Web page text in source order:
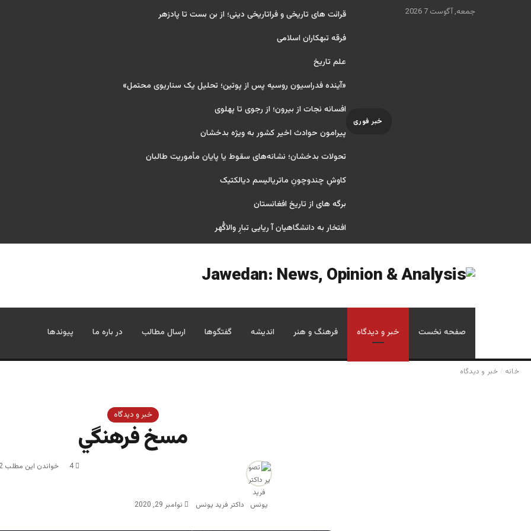
جمعه, آگوست 7 2026
خبر فوری
قرائت های تاریخی و فراتاریخی دینی؛ از بن بست تا پادزهر
فرقه تبهکاران اسلامی
علم تاریخ
«آینده فدراسیون روسیه پس از پوتین؛ تحلیل یک سناریوی محتمل»
افسانه نجات از بیرون؛ از رجوی تا پهلوی
پیرامون حوادث اخیر کشور به ویژه بدخشان
تحولات بدخشان؛ نشانه‌های سقوط یا پایان مأموریت طالبان
کاوشِ چندو‌چونِ ماتریالیسم دیالکتیک
برگه های از تاریخ افغانستان
افتخار به دانشگاهیان آ ریایی تبارِ والاگُهر
صفحه نخست خبر و دیدگاه فرهنگ و هنر اندیشه گفتگوها ارسال مطالب در باره ما پیوندها
خانه / خبر و دیدگاه
خبر و دیدگاه
مسخ فرهنگي
داکتر فرید یونس نوامبر 29, 2020
4 خواندن این مطلب 2 دقیقه زمان میبرد